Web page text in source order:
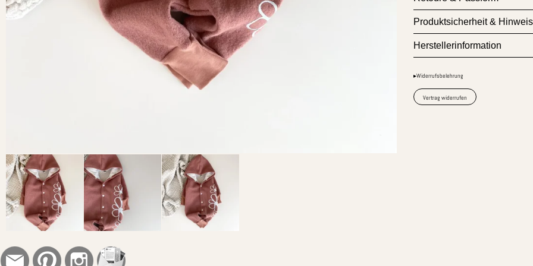
Produktsicherheit &
Herstellerinformation
▸Widerrufsbelehrung
Vertrag widerrufen